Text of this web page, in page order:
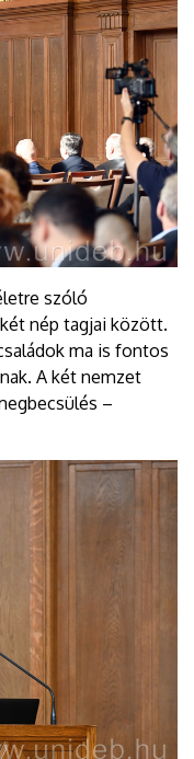
szóló
nép tagjai között.
ma is fontos
A két nemzet
–